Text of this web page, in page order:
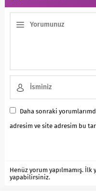
Daha sonraki
adresim ve site adresim bu
Henüz yorum yapılmamış. İlk
yapabilirsiniz.